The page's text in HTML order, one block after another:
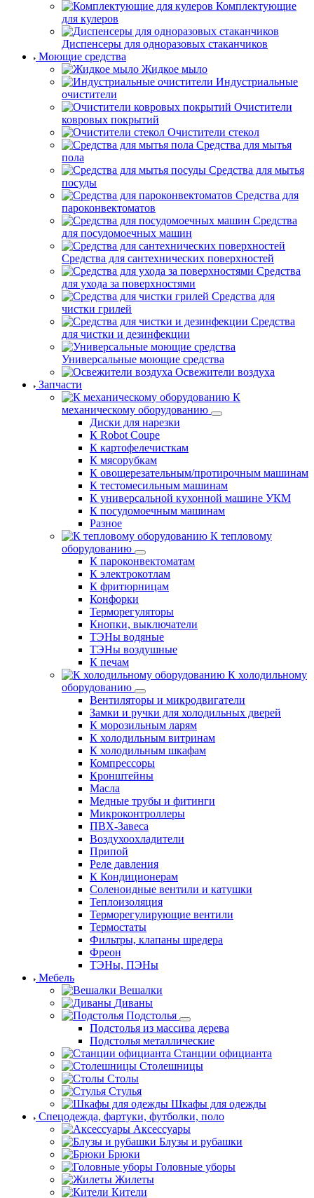
Комплектующие
для кулеров
Диспенсеры для одноразовых стаканчиков
Моющие средства
Жидкое мыло
Индустриальные
очистители
Очистители
ковровых покрытий
Очистители стекол
Средства для мытья
пола
Средства для мытья
посуды
Средства для
пароконвектоматов
Средства
для посудомоечных машин
Средства для сантехнических поверхностей
Средства
для ухода за поверхностями
Средства для
чистки грилей
Средства
для чистки и дезинфекции
Универсальные моющие средства
Освежители воздуха
Запчасти
К
механическому оборудованию
Диски для нарезки
К Robot Coupe
К картофелечисткам
К мясорубкам
К овощерезательным/протирочным машинам
К тестомесильным машинам
К универсальной кухонной машине УКМ
К посудомоечным машинам
Разное
К тепловому
оборудованию
К пароконвектоматам
К электрокотлам
К фритюрницам
Конфорки
Терморегуляторы
Кнопки, выключатели
ТЭНы водяные
ТЭНы воздушные
К печам
К холодильному
оборудованию
Вентиляторы и микродвигатели
Замки и ручки для холодильных дверей
К морозильным ларям
К холодильным витринам
К холодильным шкафам
Компрессоры
Кронштейны
Масла
Медные трубы и фитинги
Микроконтроллеры
ПВХ-Завеса
Воздухоохладители
Припой
Реле давления
К Кондиционерам
Соленоидные вентили и катушки
Теплоизоляция
Терморегулирующие вентили
Термостаты
Фильтры, клапаны шредера
Фреон
ТЭНы, ПЭНы
Мебель
Вешалки
Диваны
Подстолья
Подстолья из массива дерева
Подстолья металлические
Станции официанта
Столешницы
Столы
Стулья
Шкафы для одежды
Спецодежда, фартуки, футболки, поло
Аксессуары
Блузы и рубашки
Брюки
Головные уборы
Жилеты
Кители